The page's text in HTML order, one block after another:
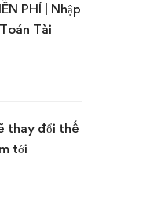
PHÍ | Nhập
Tài
thay đổi thế
tới